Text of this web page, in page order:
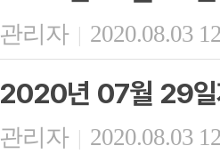
관리자 | 2020.08.03
2020년 07월 29일
관리자 | 2020.08.03